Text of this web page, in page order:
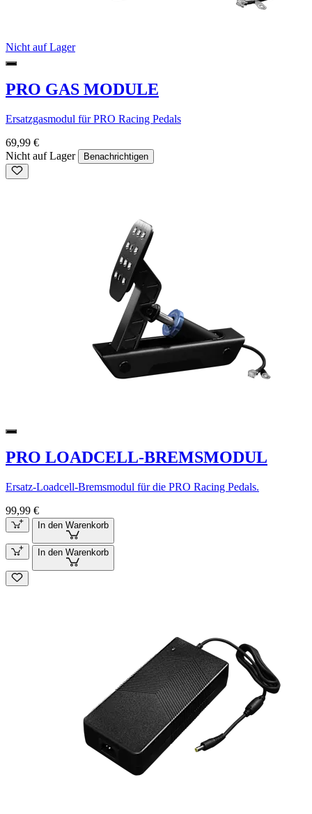
Nicht auf Lager
PRO GAS MODULE
Ersatzgasmodul für PRO Racing Pedals
69,99 €
Nicht auf Lager
Benachrichtigen
PRO LOADCELL-BREMSMODUL
Ersatz-Loadcell-Bremsmodul für die PRO Racing Pedals.
99,99 €
In den Warenkorb
In den Warenkorb